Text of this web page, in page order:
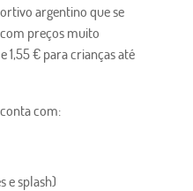
argentino que se
preços muito
1,55 € para crianças até
com:
e splash)